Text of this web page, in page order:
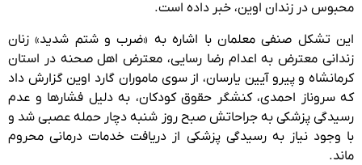
محبوس در زندان اوین، خبر داده است.
این تشکل صنفی معلمان با اشاره به «ضرب و شتم شدید» زنان
زندانی معترض به اعدام رضا رسایی، معترض اهل صحنه در استان
کرمانشاه و پیرو آیین یارسان، از سوی ماموران گارد اوین گزارش داد
که سروناز احمدی، کنشگر حقوق کودکان، به دلیل فشارها و عدم
رسیدگی پزشکی به جراحاتش صبح روز شنبه دچار حمله عصبی شد و
با وجود نیاز به رسیدگی پزشکی از دریافت خدمات درمانی محروم
ماند.